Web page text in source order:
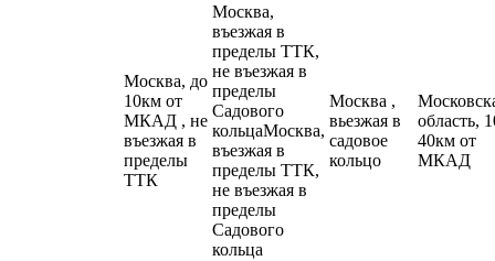
Москва, до
10км от
МКАД , не
въезжая в
пределы
ТТК
Москва,
въезжая в
пределы ТТК,
не въезжая в
пределы
Садового
кольцаМосква,
въезжая в
пределы ТТК,
не въезжая в
пределы
Садового
кольца
Москва ,
вьезжая в
садовое
кольцо
область,
40км от
МКАД